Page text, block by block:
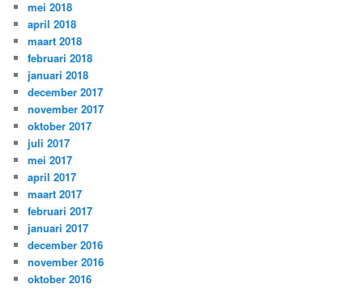
mei 2018
april 2018
maart 2018
februari 2018
januari 2018
december 2017
november 2017
oktober 2017
juli 2017
mei 2017
april 2017
maart 2017
februari 2017
januari 2017
december 2016
november 2016
oktober 2016